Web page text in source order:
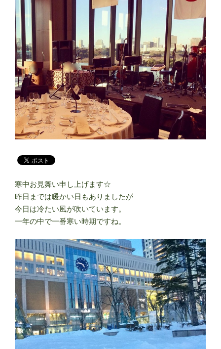
寒中お見舞い申し上げます☆
昨日までは暖かい日もありましたが
今日は冷たい風が吹いています。
一年の中で一番寒い時期ですね。